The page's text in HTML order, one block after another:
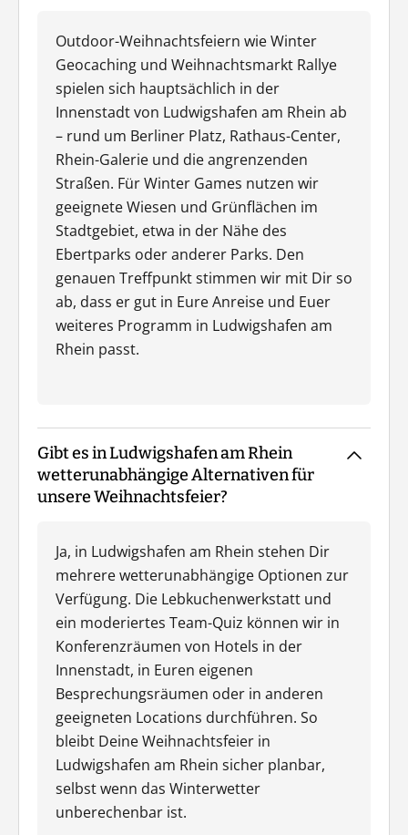
Outdoor-Weihnachtsfeiern wie Winter
Geocaching und Weihnachtsmarkt Rallye
spielen sich hauptsächlich in der
Innenstadt von Ludwigshafen am Rhein ab
– rund um Berliner Platz, Rathaus-Center,
Rhein-Galerie und die angrenzenden
Straßen. Für Winter Games nutzen wir
geeignete Wiesen und Grünflächen im
Stadtgebiet, etwa in der Nähe des
Ebertparks oder anderer Parks. Den
genauen Treffpunkt stimmen wir mit Dir so
ab, dass er gut in Eure Anreise und Euer
weiteres Programm in Ludwigshafen am
Rhein passt.
Gibt es in Ludwigshafen am Rhein
wetterunabhängige Alternativen für
unsere Weihnachtsfeier?
Ja, in Ludwigshafen am Rhein stehen Dir
mehrere wetterunabhängige Optionen zur
Verfügung. Die Lebkuchenwerkstatt und
ein moderiertes Team-Quiz können wir in
Konferenzräumen von Hotels in der
Innenstadt, in Euren eigenen
Besprechungsräumen oder in anderen
geeigneten Locations durchführen. So
bleibt Deine Weihnachtsfeier in
Ludwigshafen am Rhein sicher planbar,
selbst wenn das Winterwetter
unberechenbar ist.